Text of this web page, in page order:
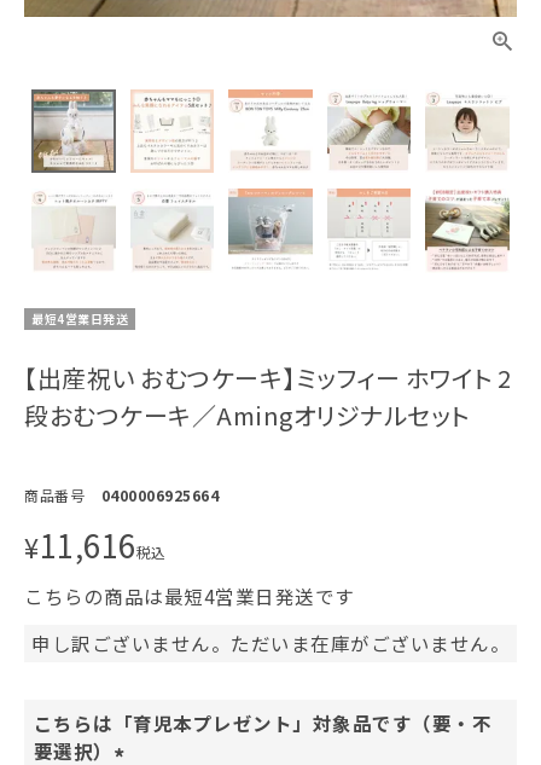
最短4営業日発送
【出産祝い おむつケーキ】ミッフィー ホワイト 2
段おむつケーキ／Amingオリジナルセット
商品番号 0400006925664
¥11,616税込
こちらの商品は最短4営業日発送です
申し訳ございません。ただいま在庫がございません。
こちらは「育児本プレゼント」対象品です（要・不
要選択）